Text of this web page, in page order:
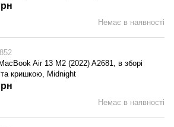
Немає в наявності
Air 13 M2 (2022) A2681, в зборі
кришкою, Midnight
Немає в наявності